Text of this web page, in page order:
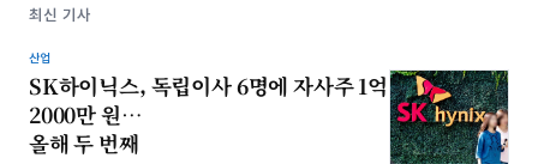
최신 기사
산업
SK하이닉스, 독립이사 6명에 자사주 1억
2000만 원…
올해 두 번째